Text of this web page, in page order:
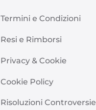
Termini e Condizioni
Resi e Rimborsi
Privacy & Cookie
Cookie Policy
Risoluzioni Controversie